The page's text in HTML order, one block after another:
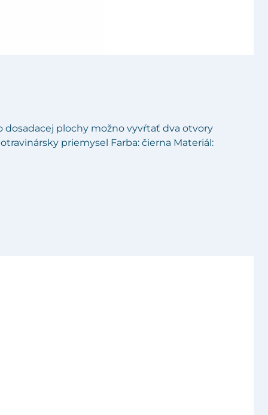
plochy možno vyvŕtať dva otvory
priemysel Farba: čierna Materiál: